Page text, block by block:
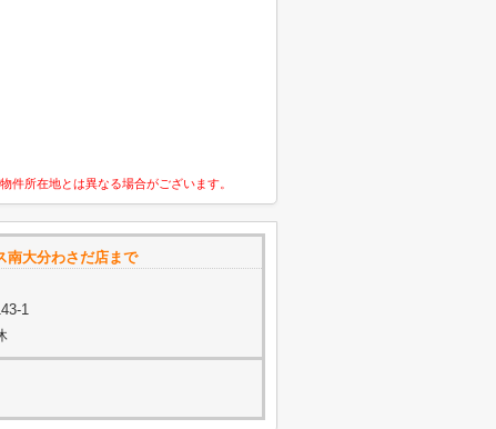
所在地とは異なる場合がございます。
大分わさだ店まで
1